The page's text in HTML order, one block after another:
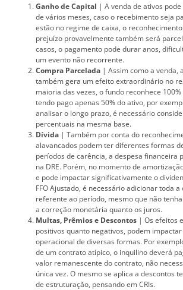
Ganho de Capital | A venda de ativos
de vários meses, caso o recebimento seja
estão no regime de caixa, o
prejuízo provavelmente também será
casos, o pagamento pode durar anos,
um evento não recorrente.
Compra Parcelada | Assim como a venda,
também gera um efeito extraordinário no
maioria das vezes, o fundo reconhece
tendo pago apenas 50% do ativo, por
analisar o longo prazo, é necessário
percentuais na mesma base.
Dívida | Também por conta do
alavancados podem ter diferentes formas
períodos de carência, a despesa financeira
na DRE. Porém, no momento de
e pode impactar significativamente o
FFO Ajustado, é necessário adicionar toda
referente ao período, mesmo que não
a correção monetária quanto os juros.
Multas, Prêmios e Descontos | Os efeitos
positivos quanto negativos, podem
operacional de diversas formas. Por
de um contrato atípico, o inquilino deverá
valor remanescente do contrato, não
única vez. O mesmo se aplica a descontos
de estruturação, pensando em CRIs.